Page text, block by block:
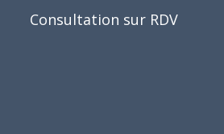
Consultation sur RDV